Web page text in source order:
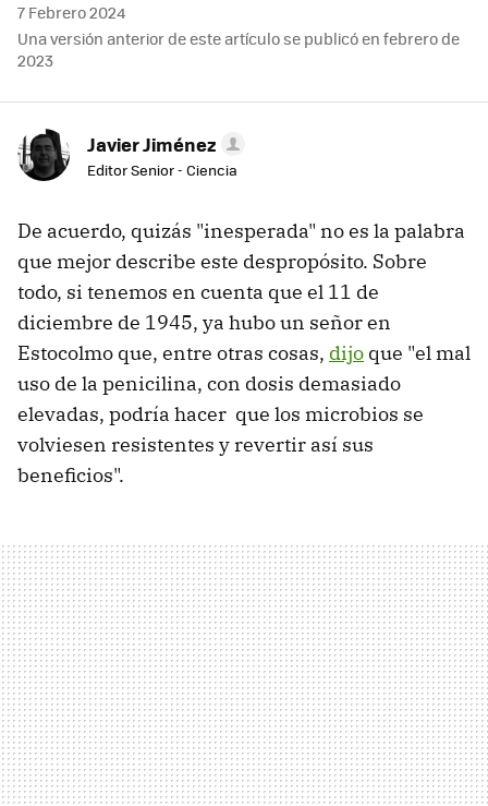
7 Febrero 2024
Una versión anterior de este artículo se publicó en febrero de
2023
Javier Jiménez
Editor Senior - Ciencia
De acuerdo, quizás "inesperada" no es la palabra
que mejor describe este despropósito. Sobre
todo, si tenemos en cuenta que el 11 de
diciembre de 1945, ya hubo un señor en
Estocolmo que, entre otras cosas, dijo que "el mal
uso de la penicilina, con dosis demasiado
elevadas, podría hacer que los microbios se
volviesen resistentes y revertir así sus
beneficios".